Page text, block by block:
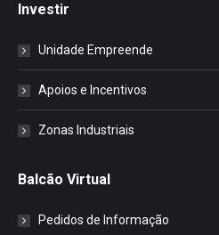
Investir
Unidade Empreende
Apoios e Incentivos
Zonas Industriais
Balcão Virtual
Pedidos de Informação